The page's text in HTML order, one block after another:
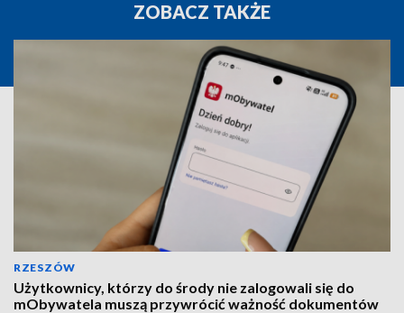
ZOBACZ TAKŻE
RZESZÓW
Użytkownicy, którzy do środy nie zalogowali się do
mObywatela muszą przywrócić ważność dokumentów